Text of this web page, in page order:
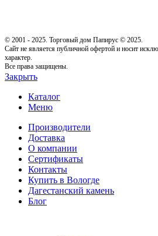
© 2001 - 2025. Торговый дом Папирус © 2025.
Cайт не является публичной офертой и носит
характер.
Все права защищены.
Закрыть
Каталог
Меню
Производители
Доставка
О компании
Сертификаты
Контакты
Купить в Вологде
Дагестанский камень
Блог